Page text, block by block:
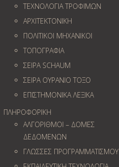
ΤΕΧΝΟΛΟΓΙΑ ΤΡΟΦΙΜΩΝ
ΑΡΧΙΤΕΚΤΟΝΙΚΗ
ΠΟΛΙΤΙΚΟΙ ΜΗΧΑΝΙΚΟΙ
ΤΟΠΟΓΡΑΦΙΑ
ΣΕΙΡΑ SCHAUM
ΣΕΙΡΑ ΟΥΡΑΝΙΟ ΤΟΞΟ
ΕΠΙΣΤΗΜΟΝΙΚΑ ΛΕΞΙΚΑ
ΠΛΗΡΟΦΟΡΙΚΗ
ΑΛΓΟΡΙΘΜΟΙ – ΔΟΜΕΣ
ΔΕΔΟΜΕΝΩΝ
ΓΛΩΣΣΕΣ ΠΡΟΓΡΑΜΜΑΤΙΣΜΟΥ